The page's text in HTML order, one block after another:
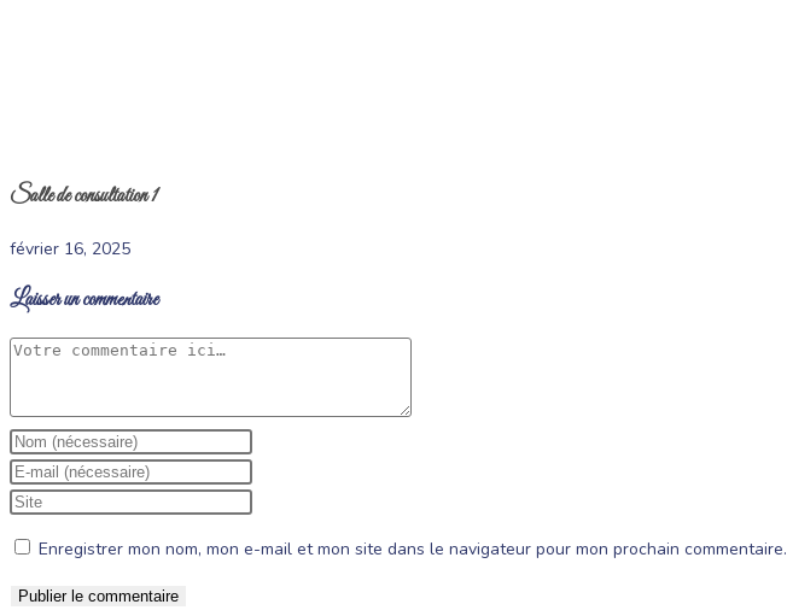
Salle de consultation 1
février 16, 2025
Laisser un commentaire
Comment
Enter
your
name
username
to
Enter
your
to
Saisir
votre
Enregistrer mon nom, mon e-mail et mon site dans le navigateur pour mon prochain commentaire.